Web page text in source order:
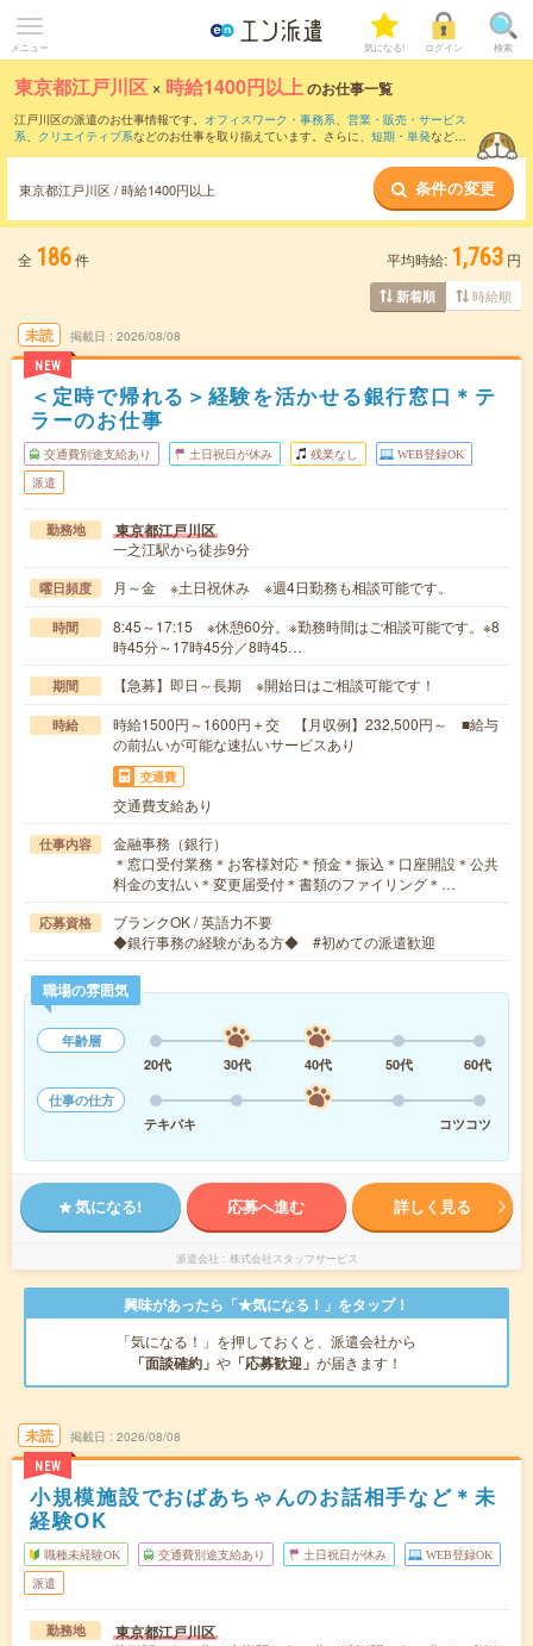
メニュー 気になる! ログイン 検索
東京都江戸川区 × 時給1400円以上のお仕事一覧
江戸川区の派遣のお仕事情報です。 オフィスワーク・事務系、 営業・販売・サービス
系、 クリエイティブ系などのお仕事を取り揃えています。さらに、 短期 ・ 単発などの
東京都江戸川区 / 時給1400円以上 条件の変更
全 186件 平均時給: 1,763 円
新着順 時給順
未読
NEW
掲載日 2026/08/08
＜定時で帰れる＞経験を活かせる銀行窓口＊テ
ラーのお仕事
交通費別途支給あり 土日祝日が休み 残業なし WEB登録OK
派遣
勤務地 東京都江戸川区
一之江駅から徒歩9分
曜日頻度 月～金 ※土日祝休み ※週4日勤務も相談可能です。
時間
8:45～17:15 ※休憩60分。※勤務時間はご相談可能です。※8
時45分～17時45分／8時45…
期間 【急募】即日～長期 ※開始日はご相談可能です！
時給
時給1500円～1600円＋交 【月収例】232,500円～ ■給与
の前払いが可能な速払いサービスあり
交通費
交通費支給あり
仕事内容
金融事務（銀行）
＊窓口受付業務＊お客様対応＊預金＊振込＊口座開設＊公共
料金の支払い＊変更届受付＊書類のファイリング＊…
応募資格
ブランクOK / 英語力不要
◆銀行事務の経験がある方◆ #初めての派遣歓迎
職場の雰囲気
年齢層
20代
30代 40代 50代
60代
仕事の仕方
テキパキ
コツコツ
気になる! 応募へ進む 詳しく見る
派遣会社 株式会社スタッフサービス
興味があったら「★気になる！」をタップ！
「気になる！」を押しておくと、派遣会社から
「面談確約」 や 「応募歓迎」 が届きます！
未読
NEW
掲載日 2026/08/08
小規模施設でおばあちゃんのお話相手など＊未
経験OK
職種未経験OK 交通費別途支給あり 土日祝日が休み WEB登録OK
派遣
勤務地 東京都江戸川区